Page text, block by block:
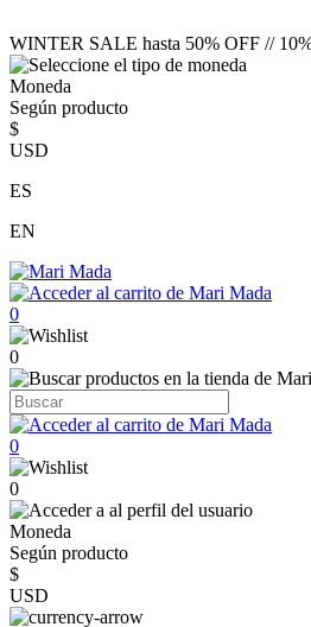
WINTER SALE hasta 50% OFF //
Moneda
Según producto
$
USD
ES
EN
0
0
0
0
Moneda
Según producto
$
USD